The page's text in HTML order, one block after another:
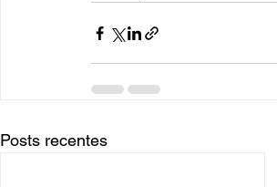
Posts recentes